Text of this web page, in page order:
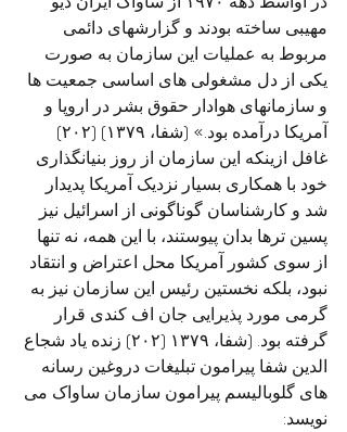
مهیبی ساخته بودند و گزارشهای دائمی
مربوط به عملیات این سازمان به صورت
یکی از دل مشغولی های اساسی جمعیت ها
و سازمانهای هوادار حقوق بشر در اروپا و
آمریکا درآمده بود.» (شفا، ۱۳۷۹) (۲۰۲)
غافل ازینکه این سازمان از روز بنیانگذاری
خود با همکاری بسیار نزدیک آمریکا پدیدار
شد و کارشناسان گوناگونی از اسرائیل نیز
پسین ترها بدان پیوستند، با این همه، نه تنها
از سوی کشور آمریکا محل اعتراض و انتقاد
نبود، بلکه نخستین رئیس این سازمان نیز به
گرمی مورد پذیرایی جان اف کندی قرار
گرفته بود. (شفا، ۱۳۷۹ (۲۰۲) زنده یاد شجاع
الدین شفا پیرامون تبلیغات دروغین رسانه
های گلوبالیسم پیرامون سازمان ساواک می
نویسد: